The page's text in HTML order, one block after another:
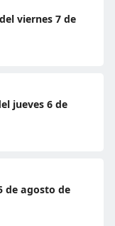
viernes 7 de
jueves 6 de
de agosto de